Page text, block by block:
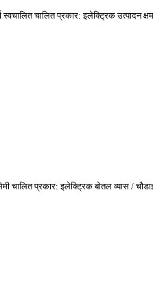
स्वचालित चालित प्रकार: इलेक्ट्रिक
चालित प्रकार: इलेक्ट्रिक बोतल व्यास